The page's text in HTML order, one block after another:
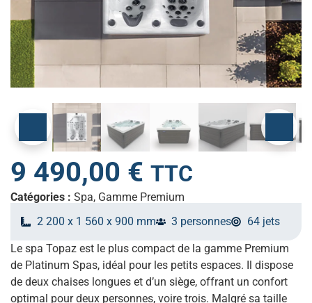
9 490,00 € TTC
Catégories : Spa, Gamme Premium
2 200 x 1 560 x 900 mm
3 personnes 64 jets
Le spa Topaz est le plus compact de la gamme Premium
de Platinum Spas, idéal pour les petits espaces. Il dispose
de deux chaises longues et d’un siège, offrant un confort
optimal pour deux personnes, voire trois. Malgré sa taille